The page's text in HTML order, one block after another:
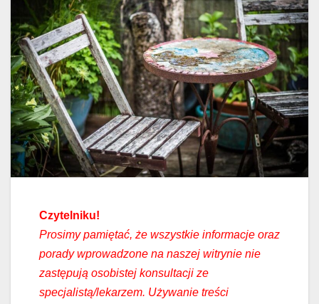
Czytelniku!
Prosimy pamiętać, że wszystkie informacje oraz
porady wprowadzone na naszej witrynie nie
zastępują osobistej konsultacji ze
specjalistą/lekarzem. Używanie treści